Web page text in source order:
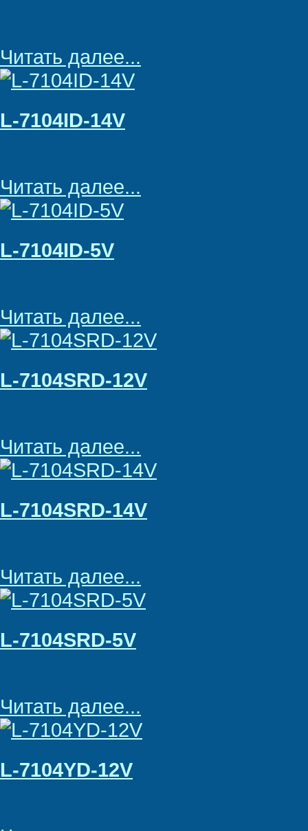
Читать далее...
L-7104ID-14V
Читать далее...
L-7104ID-5V
Читать далее...
L-7104SRD-12V
Читать далее...
L-7104SRD-14V
Читать далее...
L-7104SRD-5V
Читать далее...
L-7104YD-12V